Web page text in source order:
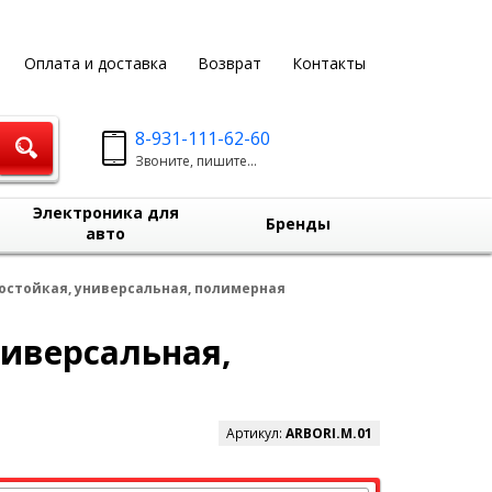
Оплата и доставка Возврат Контакты
8-931-111-62-60
Звоните, пишите...
Электроника для
авто
Бренды
универсальная, полимерная
Артикул: ARBORI.M.01